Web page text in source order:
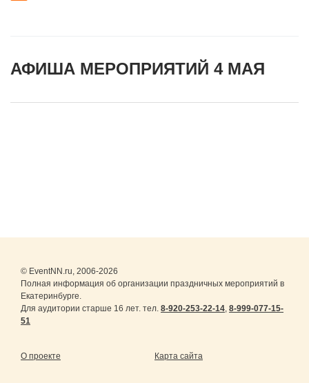
АФИША МЕРОПРИЯТИЙ 4 МАЯ
© EventNN.ru, 2006-2026
Полная информация об организации праздничных мероприятий в
Екатеринбурге.
Для аудитории старше 16 лет. тел. 8-920-253-22-14, 8-999-077-15-
51
О проекте Карта сайта